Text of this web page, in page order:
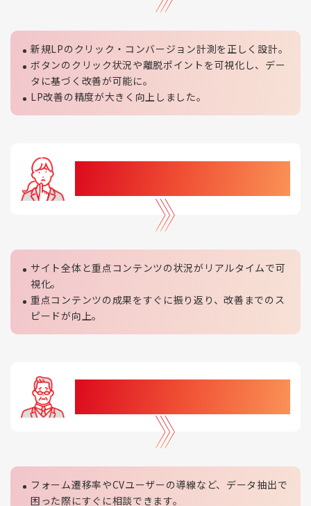
新規LPのクリック・コンバージョン計測を正しく設計。
ボタンのクリック状況や離脱ポイントを可視化し、デー
タに基づく改善が可能に。
LP改善の精度が大きく向上しました。
サイト全体と重点コンテンツの状況がリアルタイムで可
視化。
重点コンテンツの成果をすぐに振り返り、改善までのス
ピードが向上。
フォーム遷移率やCVユーザーの導線など、データ抽出で
困った際にすぐに相談できます。